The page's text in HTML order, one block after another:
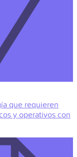
que requieren
y operativos con